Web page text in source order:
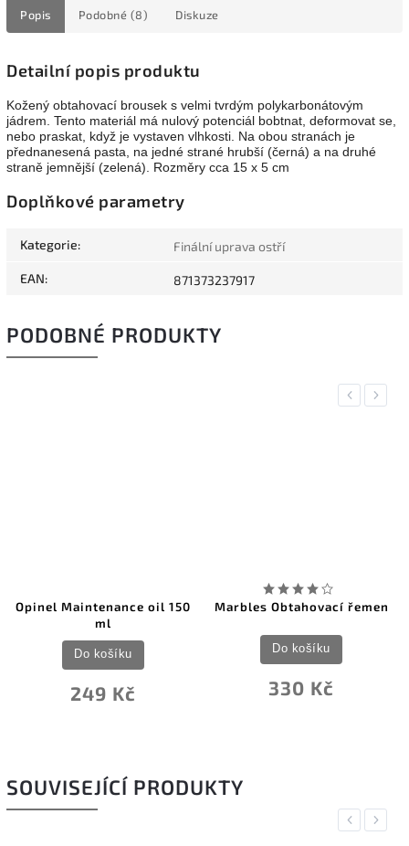
Popis Podobné (8) Diskuze
Detailní popis produktu
Kožený obtahovací brousek s velmi tvrdým polykarbonátovým
jádrem. Tento materiál má nulový potenciál bobtnat, deformovat se,
nebo praskat, když je vystaven vlhkosti. Na obou stranách je
přednanesená pasta, na jedné strané hrubší (černá) a na druhé
straně jemnější (zelená). Rozměry cca 15 x 5 cm
Doplňkové parametry
Kategorie: Finální uprava ostří
EAN: 871373237917
PODOBNÉ PRODUKTY
Previous
Opinel Maintenance oil 150
ml
249 Kč
Do košíku
Marbles Obtahovací řemen
330 Kč
Do košíku
Next
SOUVISEJÍCÍ PRODUKTY
Previous
Next